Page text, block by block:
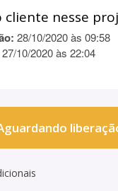
cliente nesse
28/10/2020 às 09:58
27/10/2020 às 22:04